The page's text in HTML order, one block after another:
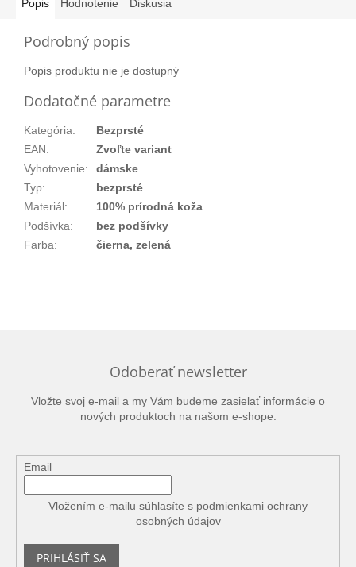
Popis Hodnotenie Diskusia
Podrobný popis
Popis produktu nie je dostupný
Dodatočné parametre
Kategória:
Bezprsté
EAN:
Zvoľte variant
Vyhotovenie:
dámske
Typ:
bezprsté
Materiál:
100% prírodná koža
Podšívka:
bez podšívky
Farba: čierna, zelená
Odoberať newsletter
Vložte svoj e-mail a my Vám budeme zasielať informácie o
nových produktoch na našom e-shope.
Email
Vložením e-mailu súhlasíte s podmienkami ochrany
osobných údajov
PRIHLÁSIŤ SA